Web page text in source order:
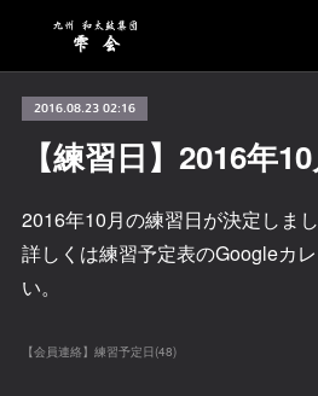
2016.08.23 02:16
【練習日】2016年
2016年10月の練習日が決定しまし
詳しくは練習予定表のGoogleカ
い。
【会員連絡】練習予定日(48)